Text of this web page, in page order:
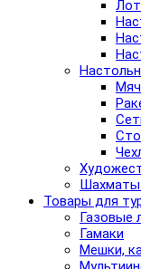
Товары для
Газовые
Гамаки
Мешки,